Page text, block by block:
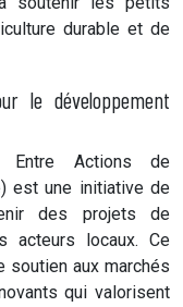
durable et de
le développement
Entre Actions de
est une initiative de
des projets de
acteurs locaux. Ce
soutien aux marchés
qui valorisent